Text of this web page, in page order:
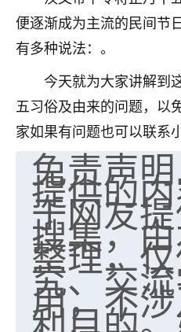
便逐渐成为主流的民间节
有多种说法：。
今天就为大家讲解到
五习俗及由来的问题，以
家如果有问题也可以联系
免责声
提供的
于网友
搜集，
整理，
究、交
用，不
优秀的张同学
老师收徒吗？？我对这
2天前 来自山西